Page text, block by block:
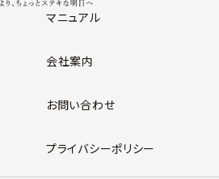
マニュアル
会社案内
お問い合わせ
プライバシーポリシー